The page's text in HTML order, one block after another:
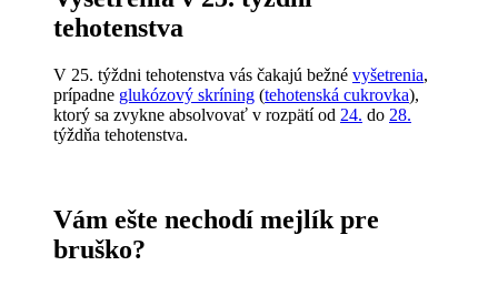
tehotenstva
V 25. týždni tehotenstva vás čakajú bežné vyšetrenia,
prípadne glukózový skríning (tehotenská cukrovka),
ktorý sa zvykne absolvovať v rozpätí od 24. do 28.
týždňa tehotenstva.
Vám ešte nechodí mejlík pre
bruško?